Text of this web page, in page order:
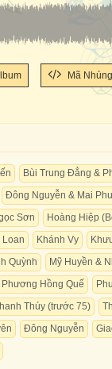
Mã Nhúng
Bùi Trung Đẳng &
Đông Nguyễn & Mai
Sơn Hoàng Hiệp
Loan
Khánh Vy
Quỳnh Mỹ Huyền &
Phương Hồng Quế
Thúy (trước 75)
Đông Nguyễn